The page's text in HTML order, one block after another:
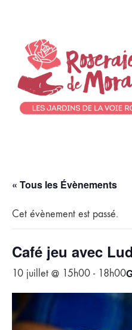
« Tous les Évènements
Cet évènement est passé.
Café jeu avec
10 juillet @ 15h00 - 18h00